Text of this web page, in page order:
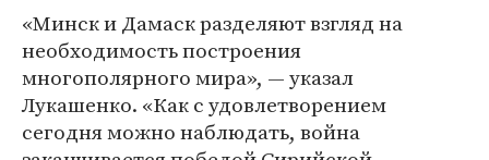
«Минск и Дамаск разделяют взгляд на
необходимость построения
многополярного мира», — указал
Лукашенко. «Как с удовлетворением
сегодня можно наблюдать, война